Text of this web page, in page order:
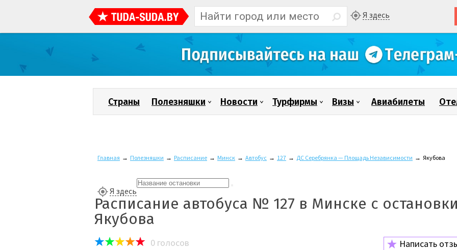
Я здесь
Страны Полезняшки Новости Турфирмы Визы Авиабилеты
Главная → Полезняшки → Расписание → Минск → Автобус → 127 → ДС Серебрянка — Площадь Независимости → Якубова
Я здесь
Расписание автобуса № 127 в Минске с
Якубова
0 голосов Написать